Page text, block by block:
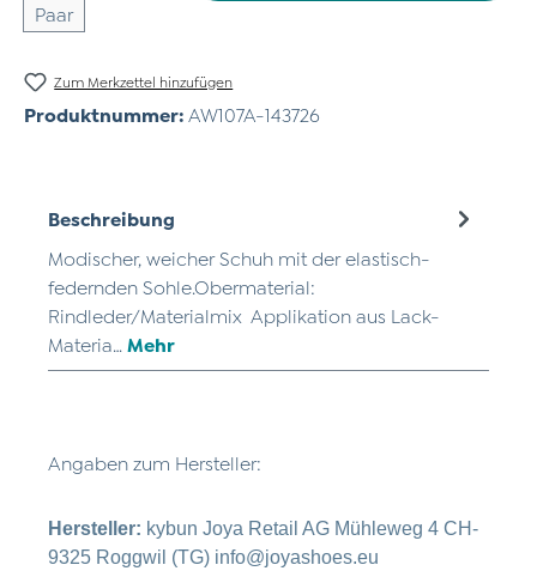
Paar
Zum Merkzettel hinzufügen
Produktnummer: AW107A-143726
Beschreibung
Modischer, weicher Schuh mit der elastisch-
federnden Sohle.Obermaterial:
Rindleder/Materialmix Applikation aus Lack-
Materia… Mehr
Angaben zum Hersteller:
Hersteller: kybun Joya Retail AG Mühleweg 4 CH-
9325 Roggwil (TG) info@joyashoes.eu